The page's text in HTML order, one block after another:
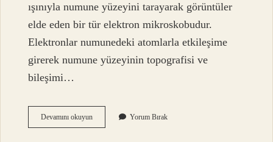
ışınıyla numune yüzeyini tarayarak görüntüler
elde eden bir tür elektron mikroskobudur.
Elektronlar numunedeki atomlarla etkileşime
girerek numune yüzeyinin topografisi ve
bileşimi…
Devamını okuyunSem
Ve
Yorum Bırak